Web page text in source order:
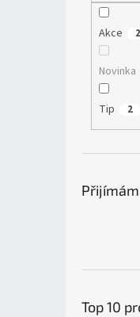
Akce 2
Novinka
Tip 2
Top 10